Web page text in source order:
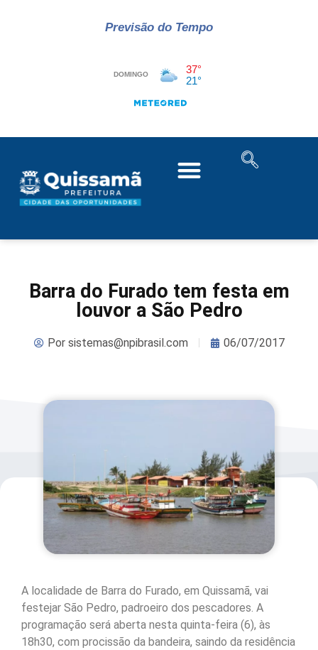
Previsão do Tempo
Barra do Furado tem festa em
louvor a São Pedro
Porsistemas@npibrasil.com 06/07/2017
A localidade de Barra do Furado, em Quissamã, vai
festejar São Pedro, padroeiro dos pescadores. A
programação será aberta nesta quinta-feira (6), às
18h30, com procissão da bandeira, saindo da residência